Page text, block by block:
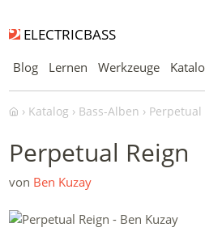
ELECTRICBASS
Blog Lernen Werkzeuge
Katalog Bass-Alben Perpetual
Perpetual Reign
von Ben Kuzay